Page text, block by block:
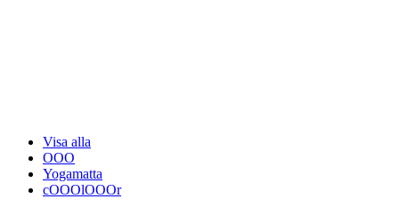
Visa alla
OOO
Yogamatta
cOOOlOOOr